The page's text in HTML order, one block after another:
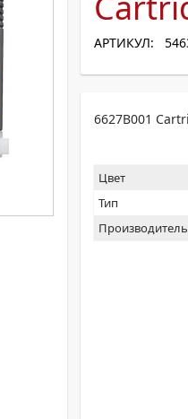
АРЕНДА ОБОРУДОВАНИЯ
АРТИКУЛ:
6627B001
Цвет
Тип
Производитель